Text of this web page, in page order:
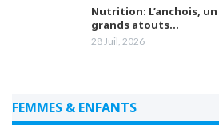
Nutrition: L’anchois,
grands atouts…
28 Juil, 2026
FEMMES & ENFANTS